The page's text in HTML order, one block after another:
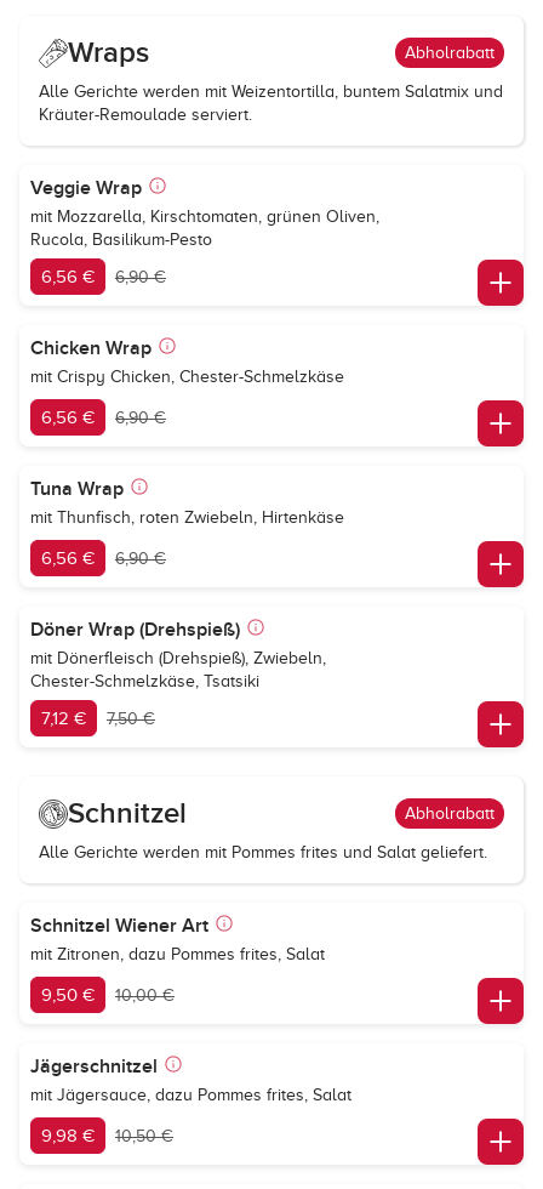
Wraps Abholrabatt
Alle Gerichte werden mit Weizentortilla, buntem Salatmix und
Kräuter-Remoulade serviert.
Veggie Wrap
mit Mozzarella, Kirschtomaten, grünen Oliven,
Rucola, Basilikum-Pesto
6,56 € 6,90 €
Chicken Wrap
mit Crispy Chicken, Chester-Schmelzkäse
6,56 € 6,90 €
Tuna Wrap
mit Thunfisch, roten Zwiebeln, Hirtenkäse
6,56 € 6,90 €
Döner Wrap (Drehspieß)
mit Dönerfleisch (Drehspieß), Zwiebeln,
Chester-Schmelzkäse, Tsatsiki
7,12 € 7,50 €
Schnitzel Abholrabatt
Alle Gerichte werden mit Pommes frites und Salat geliefert.
Schnitzel Wiener Art
mit Zitronen, dazu Pommes frites, Salat
9,50 € 10,00 €
Jägerschnitzel
mit Jägersauce, dazu Pommes frites, Salat
9,98 € 10,50 €